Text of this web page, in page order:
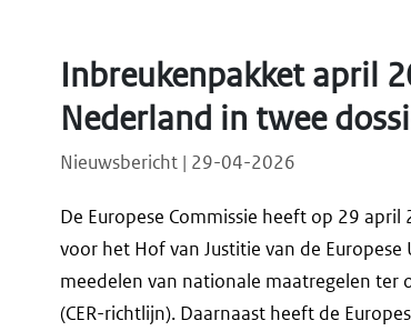
Inbreukenpakket april
Nederland in twee
Nieuwsbericht | 29-04-2026
De Europese Commissie heeft op 29
voor het Hof van Justitie van de
meedelen van nationale maatregelen ter
(CER-richtlijn). Daarnaast heeft de